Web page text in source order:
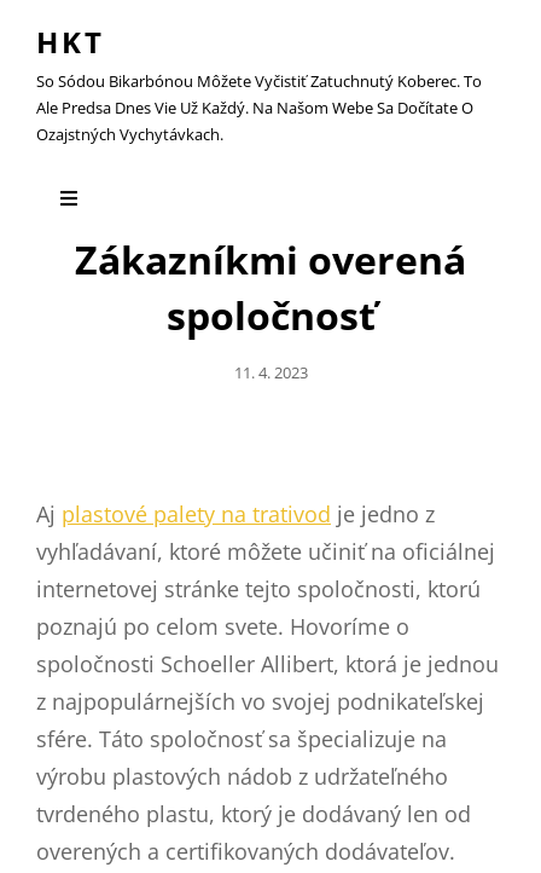
HKT
So Sódou Bikarbónou Môžete Vyčistiť Zatuchnutý Koberec. To
Ale Predsa Dnes Vie Už Každý. Na Našom Webe Sa Dočítate O
Ozajstných Vychytávkach.
Zákazníkmi overená
spoločnosť
Posted
11. 4. 2023
Aj plastové palety na trativod je jedno z
vyhľadávaní, ktoré môžete učiniť na oficiálnej
internetovej stránke tejto spoločnosti, ktorú
poznajú po celom svete. Hovoríme o
spoločnosti Schoeller Allibert, ktorá je jednou
z najpopulárnejších vo svojej podnikateľskej
sfére. Táto spoločnosť sa špecializuje na
výrobu plastových nádob z udržateľného
tvrdeného plastu, ktorý je dodávaný len od
overených a certifikovaných dodávateľov.